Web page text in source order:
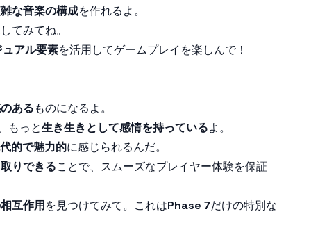
な音楽の構成を作れるよ。
てみてね。
アル要素を活用してゲームプレイを楽しんで！
あるものになるよ。
もっと生き生きとして感情を持っているよ。
的で魅力的に感じられるんだ。
りできることで、スムーズなプレイヤー体験を保証
互作用 を見つけてみて。これはPhase 7だけの特別な